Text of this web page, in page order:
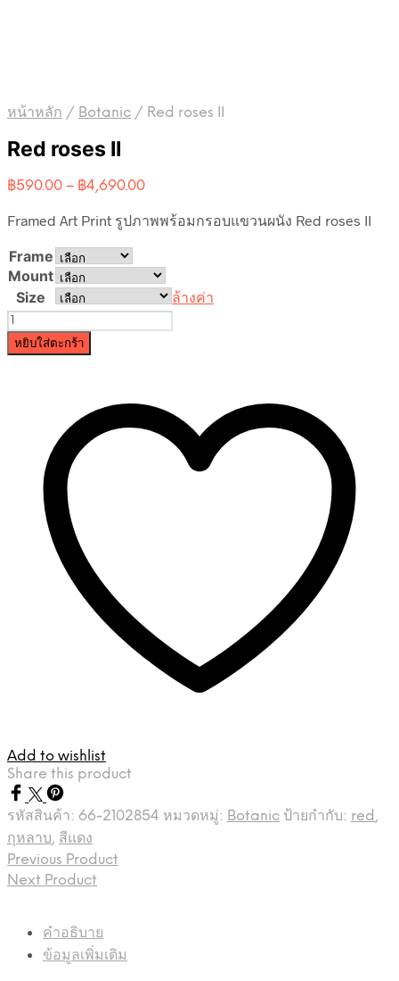
หน้าหลัก / Botanic / Red roses II
Red roses II
฿590.00 – ฿4,690.00Price
฿590.00
Framed Art Print รูปภาพพร้อมกรอบแขวนผนัง Red roses II
Frame
Mount
Size
ล้างค่า
จำนวน
Red
roses
หยิบใส่ตะกร้า
Add to wishlist
Share this product
รหัสสินค้า: 66-2102854 หมวดหมู่: Botanic ป้ายกำกับ: red ,
กุหลาบ, สีแดง
Previous Product
Next Product
คำอธิบาย
ข้อมูลเพิ่มเติม